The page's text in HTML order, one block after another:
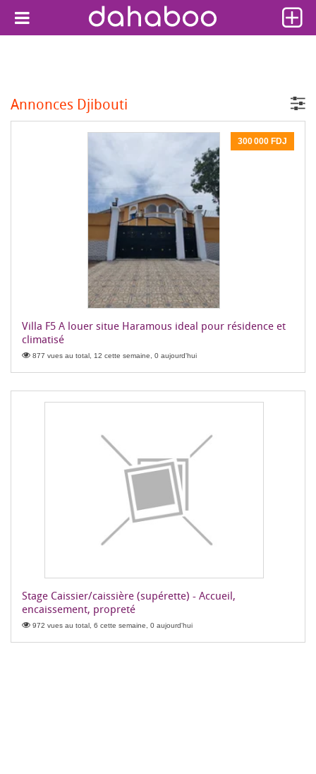
Annonces Djibouti
300 000 FDJ
Villa F5 A louer situe Haramous ideal pour résidence et
climatisé
877 vues au total, 12 cette semaine, 0 aujourd'hui
Stage Caissier/caissière (supérette) - Accueil,
encaissement, propreté
972 vues au total, 6 cette semaine, 0 aujourd'hui